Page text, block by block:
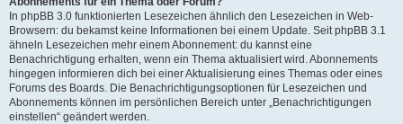
In phpBB 3.0 funktionierten Lesezeichen ähnlich den Lesezeichen in Web-
Browsern: du bekamst keine Informationen bei einem Update. Seit phpBB 3.1
ähneln Lesezeichen mehr einem Abonnement: du kannst eine
Benachrichtigung erhalten, wenn ein Thema aktualisiert wird. Abonnements
hingegen informieren dich bei einer Aktualisierung eines Themas oder eines
Forums des Boards. Die Benachrichtigungsoptionen für Lesezeichen und
Abonnements können im persönlichen Bereich unter „Benachrichtigungen
einstellen“ geändert werden.